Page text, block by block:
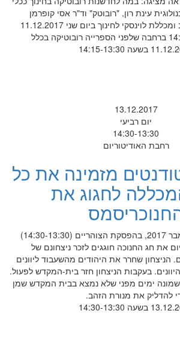
עינת רון, "רובוטק" וד"ר אסי קופרמן
אוניברסיטת תל אביב ומכללת לוינסקי לחינוך ביום שני 11.12.2017
בשעה 14:15-13:30
13.12.2017
יום רביעי
14:30-13:30
רחבת האודיטוריום
מזמינה את כל
לחגוג את
ביום רביעי, 13 בדצמבר 2017, בהפסקת הצוהריים (14:30-13:30)
את חג החנוכה חוגגים לזכר ניצחונם של
הניצחון שחרר את היהודים מהשעבוד ליוונים
בעקבות הניצחון חזר בית-המקדש לפעול.
ימים מפני שלא נמצא בבית המקדש שמן
להדליק את מנורת הזהב.
בשעה 14:30-13:30